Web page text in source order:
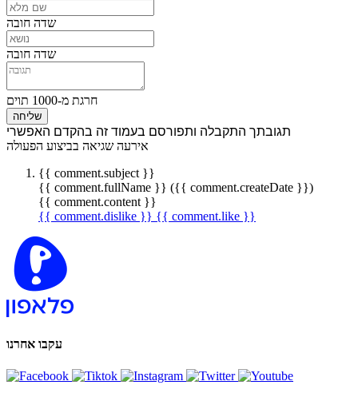
שדה חובה
שדה חובה
חרגת מ-1000 תוים
שליחה
תגובתך התקבלה ותפורסם בעמוד זה בהקדם האפשרי
אירעה שגיאה בביצוע הפעולה
{{ comment.subject }}
{{ comment.fullName }} ({{ comment.createDate }})
{{ comment.content }}
{{ comment.dislike }} {{ comment.like }}
עקבו אחרנו